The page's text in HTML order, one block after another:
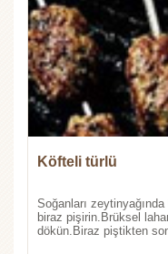
Köfteli türlü
Soğanları
biraz pişirin.Brüksel
dökün.Biraz piştikten